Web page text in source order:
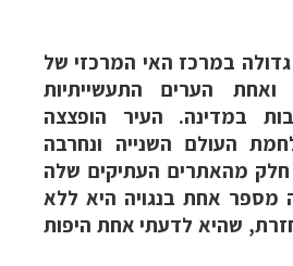
גדולה במרכז האי המרכזי של
ואחת הערים התעשייתיות
במדינה. העיר הופצצה
העולם השנייה ונחרבה
מהאתרים העתיקים שלה
מספר אחת בנגויה היא ללא
שהיא לדעתי אחת היפות